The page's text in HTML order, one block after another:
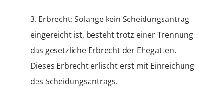
3. Erbrecht: Solange kein Scheidungsantrag
eingereicht ist, besteht trotz einer Trennung
das gesetzliche Erbrecht der Ehegatten.
Dieses Erbrecht erlischt erst mit Einreichung
des Scheidungsantrags.